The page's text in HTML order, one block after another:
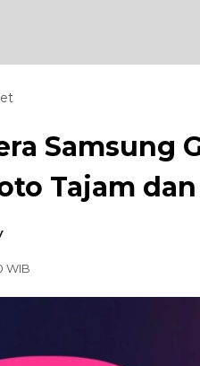
Samsung
Tajam
WIB